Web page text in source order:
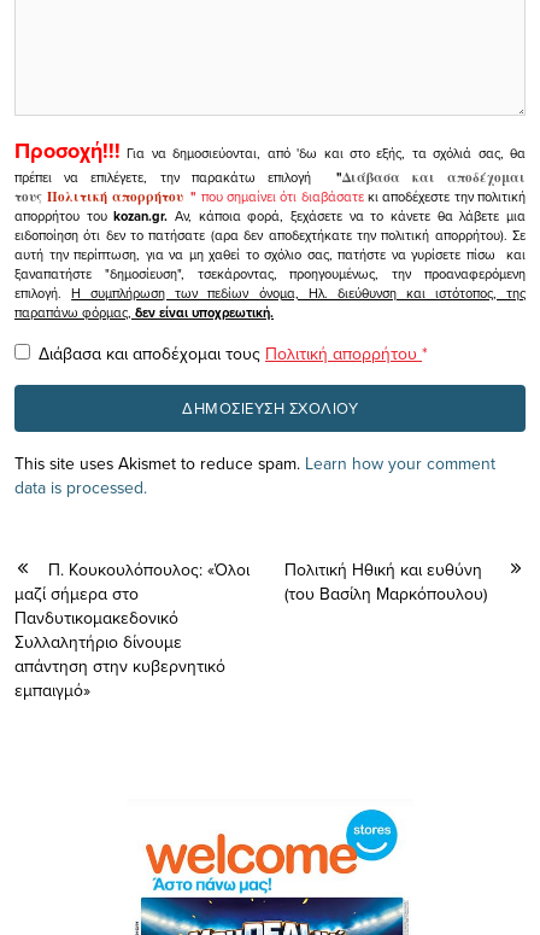
Προσοχή!!! Για να δημοσιεύονται, από 'δω και στο εξής, τα σχόλιά σας, θα
πρέπει να επιλέγετε, την παρακάτω επιλογή
"Διάβασα και αποδέχομαι
τουςΠολιτική απορρήτου" που σημαίνει ότι διαβάσατεκι αποδέχεστε την πολιτική
απορρήτου τουkozan.gr. Αν, κάποια φορά, ξεχάσετε να το κάνετε θα λάβετε μια
ειδοποίηση ότι δεν το πατήσατε (αρα δεν αποδεχτήκατε την πολιτική απορρήτου). Σε
αυτή την περίπτωση, για να μη χαθεί το σχόλιο σας, πατήστε να γυρίσετε πίσω και
ξαναπατήστε "δημοσίευση", τσεκάροντας, προηγουμένως, την προαναφερόμενη
επιλογή.Η συμπλήρωση των πεδίων όνομα, Ηλ. διεύθυνση και ιστότοπος, της
παραπάνω φόρμας, δεν είναι υποχρεωτική.
Διάβασα και αποδέχομαι τους Πολιτική απορρήτου *
This site uses Akismet to reduce spam. Learn how your comment
data is processed.
Π. Κουκουλόπουλος: «Όλοι
μαζί σήμερα στο
Πανδυτικομακεδονικό
Συλλαλητήριο δίνουμε
απάντηση στην κυβερνητικό
εμπαιγμό»
Πολιτική Ηθική και ευθύνη
(του Βασίλη Μαρκόπουλου)